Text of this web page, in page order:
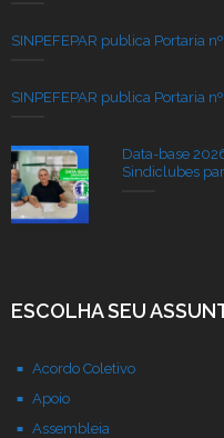
SINPEFEPAR publica Portaria
SINPEFEPAR publica Portaria
Data-base
Sindiclubes
ESCOLHA SEU
Acordo Coletivo
Apoio
Assembleia